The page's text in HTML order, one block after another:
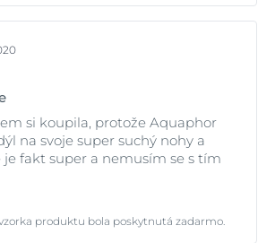
si koupila, protože Aquaphor
na svoje super suchý nohy a
fakt super a nemusím se s tím
produktu bola poskytnutá zadarmo.